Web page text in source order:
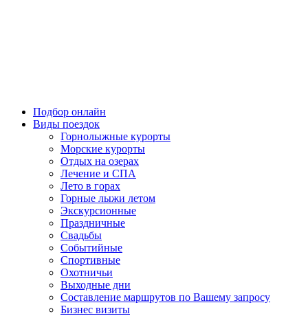
Подбор онлайн
Виды поездок
Горнолыжные курорты
Морские курорты
Отдых на озерах
Лечение и СПА
Лето в горах
Горные лыжи летом
Экскурсионные
Праздничные
Свадьбы
Событийные
Спортивные
Охотничьи
Выходные дни
Составление маршрутов по Вашему запросу
Бизнес визиты